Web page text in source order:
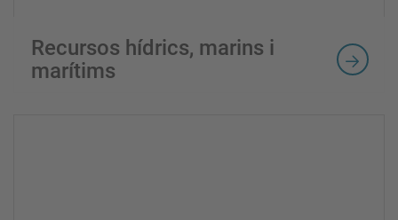
Recursos hídrics, marins i
marítims